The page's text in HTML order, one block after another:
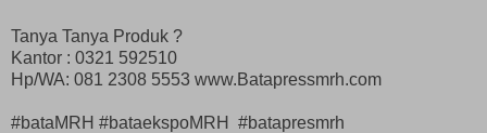
Tanya Tanya Produk ?
Kantor : 0321 592510
Hp/WA: 081 2308 5553 www.Batapressmrh.com
#bataMRH #bataekspoMRH #batapresmrh